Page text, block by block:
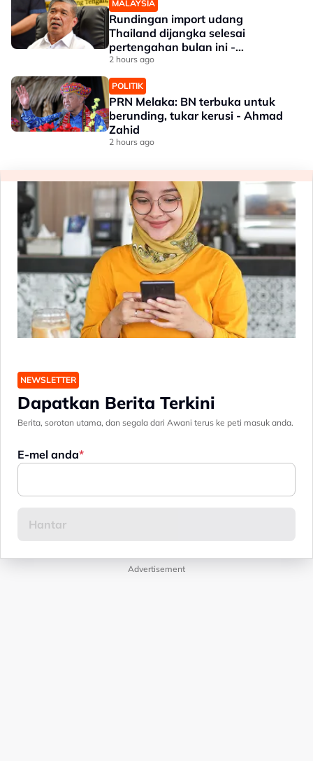
MALAYSIA
Rundingan import udang
Thailand dijangka selesai
pertengahan bulan ini -
Mohamad
2 hours ago
POLITIK
PRN Melaka: BN terbuka untuk
berunding, tukar kerusi - Ahmad
Zahid
2 hours ago
NEWSLETTER
Dapatkan Berita Terkini
Berita, sorotan utama, dan segala dari Awani terus ke peti masuk anda.
E-mel anda
Advertisement